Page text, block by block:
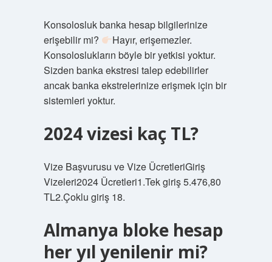
Konsolosluk banka hesap bilgilerinize
erişebilir mi?
Hayır, erişemezler.
Konsoloslukların böyle bir yetkisi yoktur.
Sizden banka ekstresi talep edebilirler
ancak banka ekstrelerinize erişmek için bir
sistemleri yoktur.
2024 vizesi kaç TL?
Vize Başvurusu ve Vize ÜcretleriGiriş
Vizeleri2024 Ücretleri1.Tek giriş 5.476,80
TL2.Çoklu giriş 18.
Almanya bloke hesap
her yıl yenilenir mi?